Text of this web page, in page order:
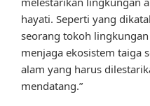
hayati. Seperti yang
seorang tokoh
menjaga ekosistem taiga
alam yang harus
mendatang.”